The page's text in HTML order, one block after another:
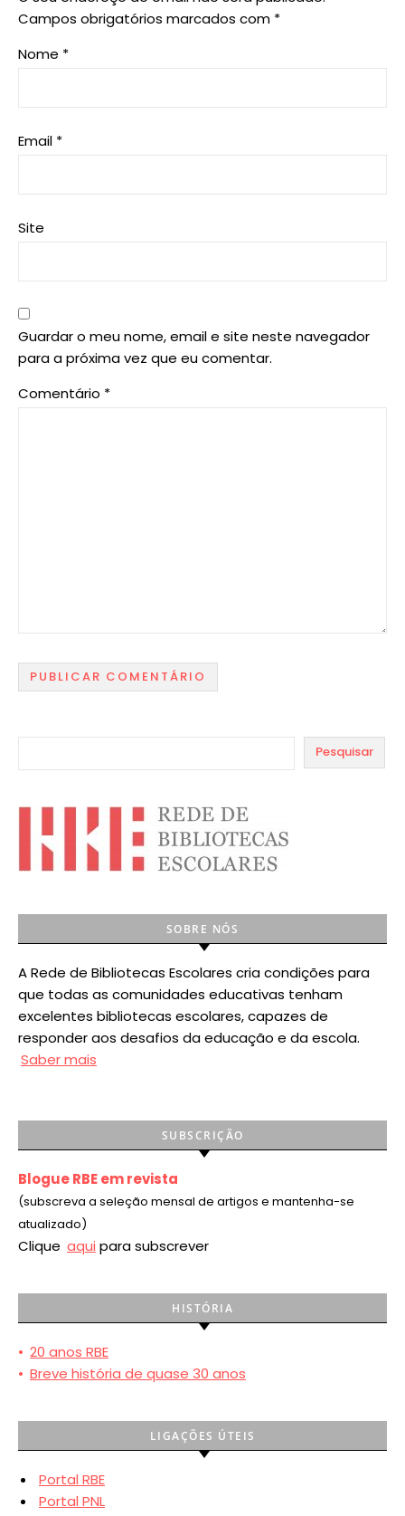
Campos obrigatórios marcados com *
Nome *
Email *
Site
Guardar o meu nome, email e site neste navegador
para a próxima vez que eu comentar.
Comentário *
Pesquisar
SOBRE NÓS
A Rede de Bibliotecas Escolares cria condições para
que todas as comunidades educativas tenham
excelentes bibliotecas escolares, capazes de
responder aos desafios da educação e da escola.
Saber mais
SUBSCRIÇÃO
Blogue RBE em revista
(subscreva a seleção mensal de artigos e mantenha-se
atualizado)
Clique aqui para subscrever
HISTÓRIA
• 20 anos RBE
• Breve história de quase 30 anos
LIGAÇÕES ÚTEIS
Portal RBE
Portal PNL